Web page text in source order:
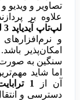
تصاویر و
علاوه بر
لپ‌تاپ آیدیاپد 3 لنوو
و
امکان‌پذیر
سنگین به صورت
اما شاید
آن از
1 ترابایت حافظه + 256 SSD
دسترسی و